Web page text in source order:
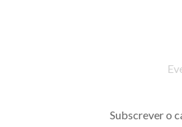
Subscrever o